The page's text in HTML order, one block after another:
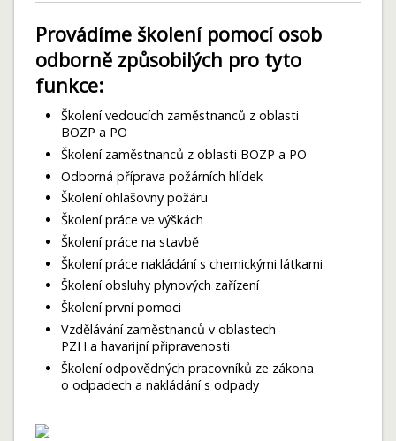
Provádíme školení pomocí osob
odborně způsobilých pro tyto
funkce:
Školení vedoucích zaměstnanců z oblasti
BOZP a PO
Školení zaměstnanců z oblasti BOZP a PO
Odborná příprava požárních hlídek
Školení ohlašovny požáru
Školení práce ve výškách
Školení práce na stavbě
Školení práce nakládání s chemickými látkami
Školení obsluhy plynových zařízení
Školení první pomoci
Vzdělávání zaměstnanců v oblastech
PZH a havarijní připravenosti
Školení odpovědných pracovníků ze zákona
o odpadech a nakládání s odpady